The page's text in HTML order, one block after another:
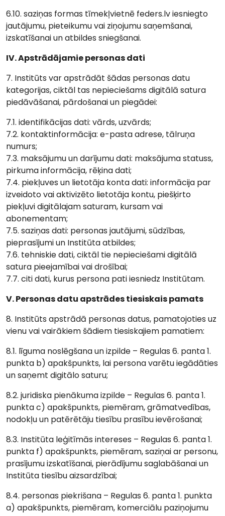
6.10. saziņas formas tīmekļvietnē feders.lv iesniegto
jautājumu, pieteikumu vai ziņojumu saņemšanai,
izskatīšanai un atbildes sniegšanai.
IV. Apstrādājamie personas dati
7. Institūts var apstrādāt šādas personas datu
kategorijas, ciktāl tas nepieciešams digitālā satura
piedāvāšanai, pārdošanai un piegādei:
7.1. identifikācijas dati: vārds, uzvārds;
7.2. kontaktinformācija: e-pasta adrese, tālruņa
numurs;
7.3. maksājumu un darījumu dati: maksājuma statuss,
pirkuma informācija, rēķina dati;
7.4. piekļuves un lietotāja konta dati: informācija par
izveidoto vai aktivizēto lietotāja kontu, piešķirto
piekļuvi digitālajam saturam, kursam vai
abonementam;
7.5. saziņas dati: personas jautājumi, sūdzības,
pieprasījumi un Institūta atbildes;
7.6. tehniskie dati, ciktāl tie nepieciešami digitālā
satura pieejamībai vai drošībai;
7.7. citi dati, kurus persona pati iesniedz Institūtam.
V. Personas datu apstrādes tiesiskais pamats
8. Institūts apstrādā personas datus, pamatojoties uz
vienu vai vairākiem šādiem tiesiskajiem pamatiem:
8.1. līguma noslēgšana un izpilde – Regulas 6. panta 1.
punkta b) apakšpunkts, lai persona varētu iegādāties
un saņemt digitālo saturu;
8.2. juridiska pienākuma izpilde – Regulas 6. panta 1.
punkta c) apakšpunkts, piemēram, grāmatvedības,
nodokļu un patērētāju tiesību prasību ievērošanai;
8.3. Institūta leģitīmās intereses – Regulas 6. panta 1.
punkta f) apakšpunkts, piemēram, saziņai ar personu,
prasījumu izskatīšanai, pierādījumu saglabāšanai un
Institūta tiesību aizsardzībai;
8.4. personas piekrišana – Regulas 6. panta 1. punkta
a) apakšpunkts, piemēram, komerciālu paziņojumu